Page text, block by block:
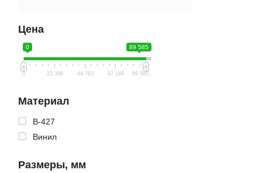
Цена
0 89 585
0 22 396 44 793 67 189 89 585
Материал
B-427
Винил
Размеры, мм